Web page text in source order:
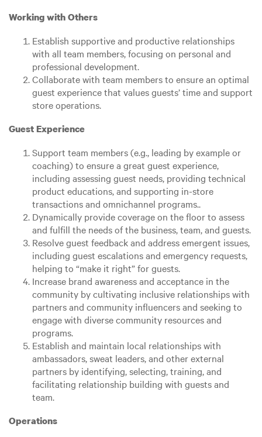
Working with Others
Establish supportive and productive relationships
with all team members, focusing on personal and
professional development.
Collaborate with team members to ensure an optimal
guest experience that values guests’ time and support
store operations.
Guest Experience
Support team members (e.g., leading by example or
coaching) to ensure a great guest experience,
including assessing guest needs, providing technical
product educations, and supporting in-store
transactions and omnichannel programs..
Dynamically provide coverage on the floor to assess
and fulfill the needs of the business, team, and guests.
Resolve guest feedback and address emergent issues,
including guest escalations and emergency requests,
helping to “make it right” for guests.
Increase brand awareness and acceptance in the
community by cultivating inclusive relationships with
partners and community influencers and seeking to
engage with diverse community resources and
programs.
Establish and maintain local relationships with
ambassadors, sweat leaders, and other external
partners by identifying, selecting, training, and
facilitating relationship building with guests and
team.
Operations